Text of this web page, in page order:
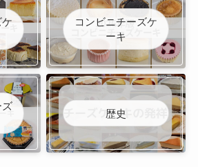
コンビニチーズケ
ーキ
ズ
歴史